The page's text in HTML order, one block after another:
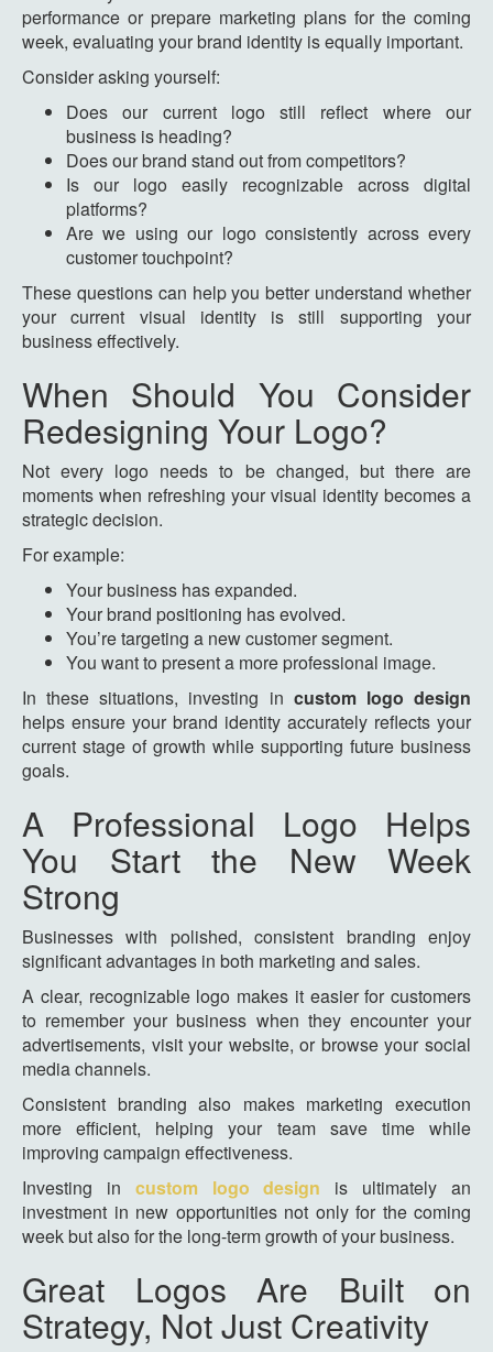
performance or prepare marketing plans for the coming
week, evaluating your brand identity is equally important.
Consider asking yourself:
Does our current logo still reflect where our
business is heading?
Does our brand stand out from competitors?
Is our logo easily recognizable across digital
platforms?
Are we using our logo consistently across every
customer touchpoint?
These questions can help you better understand whether
your current visual identity is still supporting your
business effectively.
When Should You Consider
Redesigning Your Logo?
Not every logo needs to be changed, but there are
moments when refreshing your visual identity becomes a
strategic decision.
For example:
Your business has expanded.
Your brand positioning has evolved.
You’re targeting a new customer segment.
You want to present a more professional image.
In these situations, investing in custom logo design
helps ensure your brand identity accurately reflects your
current stage of growth while supporting future business
goals.
A Professional Logo Helps
You Start the New Week
Strong
Businesses with polished, consistent branding enjoy
significant advantages in both marketing and sales.
A clear, recognizable logo makes it easier for customers
to remember your business when they encounter your
advertisements, visit your website, or browse your social
media channels.
Consistent branding also makes marketing execution
more efficient, helping your team save time while
improving campaign effectiveness.
Investing in custom logo design is ultimately an
investment in new opportunities not only for the coming
week but also for the long-term growth of your business.
Great Logos Are Built on
Strategy, Not Just Creativity